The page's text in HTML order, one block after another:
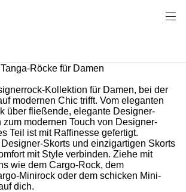
Röcke für Damen
Kollektion für Damen, bei der
modernen Chic trifft. Vom eleganten
über fließende, elegante Designer-
zum modernen Touch von Designer-
Teil ist mit Raffinesse gefertigt.
Skorts und einzigartigen Skorts
mit Style verbinden. Ziehe mit
wie dem Cargo-Rock, dem
Minirock oder dem schicken Mini-
dich.